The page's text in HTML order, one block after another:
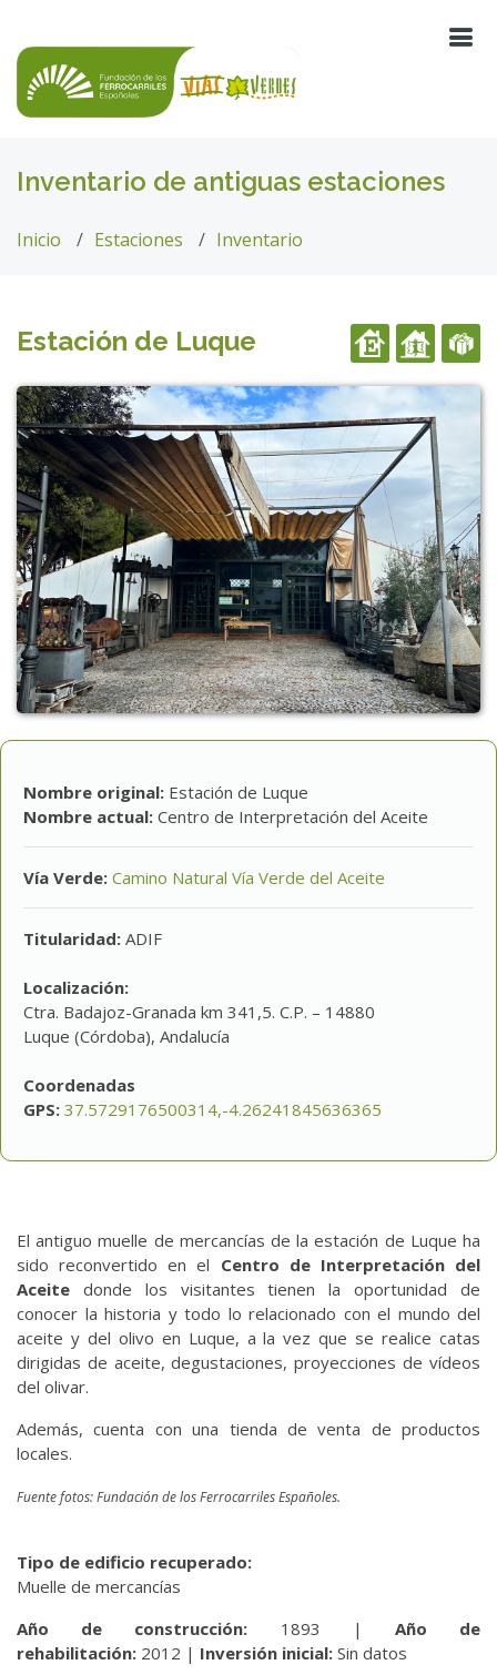
Inventario de antiguas estaciones
Inicio Estaciones Inventario
Estación de Luque
Nombre original: Estación de Luque
Nombre actual: Centro de Interpretación del Aceite
Vía Verde: Camino Natural Vía Verde del Aceite
Titularidad: ADIF
Localización:
Ctra. Badajoz-Granada km 341,5. C.P. – 14880
Luque (Córdoba), Andalucía
Coordenadas
GPS: 37.5729176500314,-4.26241845636365
El antiguo muelle de mercancías de la estación de Luque ha
sido reconvertido en el Centro de Interpretación del
Aceite donde los visitantes tienen la oportunidad de
conocer la historia y todo lo relacionado con el mundo del
aceite y del olivo en Luque, a la vez que se realice catas
dirigidas de aceite, degustaciones, proyecciones de vídeos
del olivar.
Además, cuenta con una tienda de venta de productos
locales.
Fuente fotos: Fundación de los Ferrocarriles Españoles.
Tipo de edificio recuperado:
Muelle de mercancías
Año de construcción: 1893 | Año de
rehabilitación: 2012 | Inversión inicial: Sin datos